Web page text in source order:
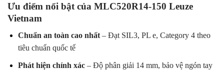
Ưu điểm nổi bật của MLC520R14-150 Leuze
Vietnam
Chuẩn an toàn cao nhất– Đạt SIL3, PL e, Category 4 theo
tiêu chuẩn quốc tế
Phát hiện chính xác– Độ phân giải 14 mm, bảo vệ ngón tay